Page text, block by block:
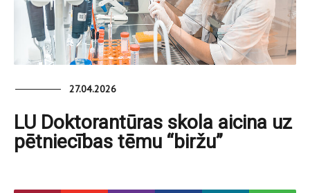
27.04.2026
LU Doktorantūras skola aicina uz
pētniecības tēmu “biržu”